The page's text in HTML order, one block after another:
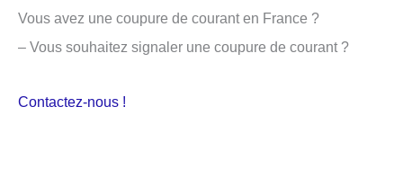
Vous avez une coupure de courant en France ?
– Vous souhaitez signaler une coupure de courant ?
Contactez-nous !